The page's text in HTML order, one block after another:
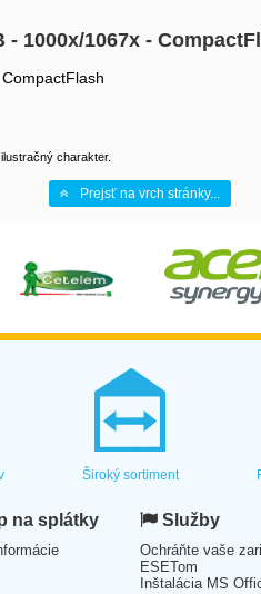
1000x/1067x -
charakter.
Prejsť na vrch stránky...
Široký sortiment
na splátky Služby
Ochráňte vaše
ESETom
Inštalácia MS